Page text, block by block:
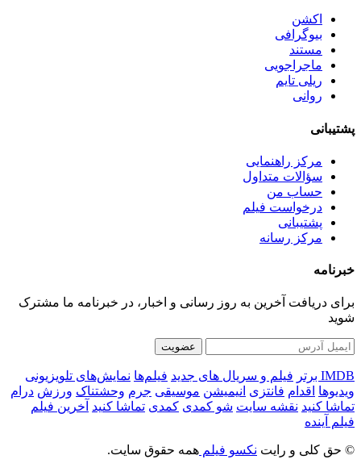
اکشن
بیوگرافی
مستند
ماجراجویی
ریلی تایم
روانی
پشتیبانی
مرکز راهنمایی
سؤالات متداول
حساب من
درخواست فیلم
پشتیبانی
مرکز رسانه
خبرنامه
برای دریافت آخرین به روز رسانی و اخبار، در خبرنامه ما مشترک
شوید
عضویت
IMDB برتر فیلم و سریال های جدید فیلم‌ها نمایش‌های تلویزیونی
ویدیوها اقدام فانتزی انیمیشن موسیقی جرم وحشتناک ورزش درام
تماشا کنید نقشه سایت شو کمدی کمدی تماشا کنید آخرین فیلم
فیلم آینده
© حق کلی و رایت نکسو فیلم همه حقوق سایت.